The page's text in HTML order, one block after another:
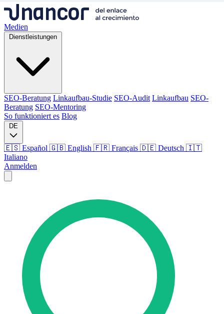
Medien
Dienstleistungen
SEO-Beratung Linkaufbau-Studie SEO-Audit Linkaufbau SEO-
Beratung SEO-Mentoring
So funktioniert es Blog
DE
🇪🇸 Español 🇬🇧 English 🇫🇷 Français 🇩🇪 Deutsch 🇮🇹
Italiano
Anmelden
SEO-Beratung Linkaufbau
Beratung
SEO-Mentoring
So funktioniert es
Sprache
🇪🇸 ES
🇬🇧 EN 🇮🇹 IT